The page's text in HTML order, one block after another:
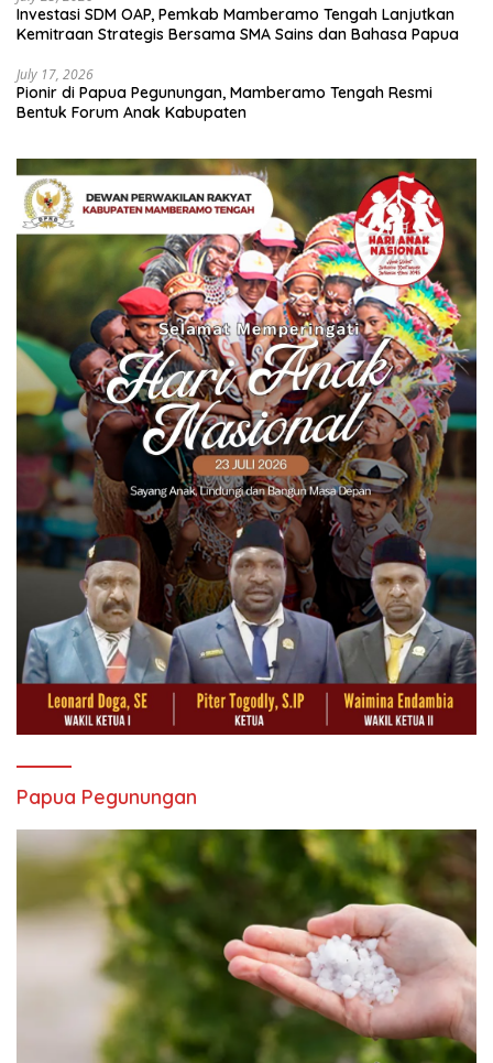
Investasi SDM OAP, Pemkab Mamberamo Tengah Lanjutkan
Kemitraan Strategis Bersama SMA Sains dan Bahasa Papua
July 17, 2026
Pionir di Papua Pegunungan, Mamberamo Tengah Resmi
Bentuk Forum Anak Kabupaten
Papua Pegunungan